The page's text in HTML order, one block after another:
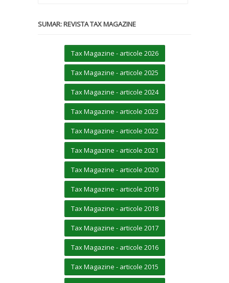
SUMAR: REVISTA TAX MAGAZINE
Tax Magazine - articole 2026
Tax Magazine - articole 2025
Tax Magazine - articole 2024
Tax Magazine - articole 2023
Tax Magazine - articole 2022
Tax Magazine - articole 2021
Tax Magazine - articole 2020
Tax Magazine - articole 2019
Tax Magazine - articole 2018
Tax Magazine - articole 2017
Tax Magazine - articole 2016
Tax Magazine - articole 2015